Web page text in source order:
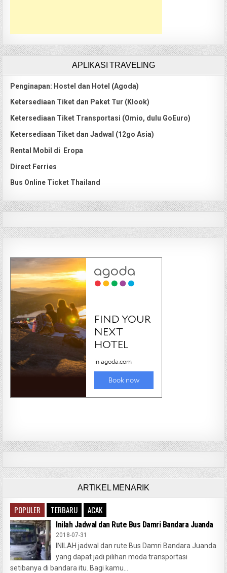
APLIKASI TRAVELING
Penginapan: Hostel dan Hotel (Agoda)
Ketersediaan Tiket dan Paket Tur (Klook)
Ketersediaan Tiket Transportasi (Omio, dulu GoEuro)
Ketersediaan Tiket dan Jadwal (12go Asia)
Rental Mobil di Eropa
Direct Ferries
Bus Online Ticket Thailand
ARTIKEL MENARIK
POPULER TERBARU ACAK
Inilah Jadwal dan Rute Bus Damri Bandara Juanda
2018-07-31
INILAH jadwal dan rute Bus Damri Bandara Juanda
yang dapat jadi pilihan moda transportasi
setibanya di bandara itu. Bagi kamu...